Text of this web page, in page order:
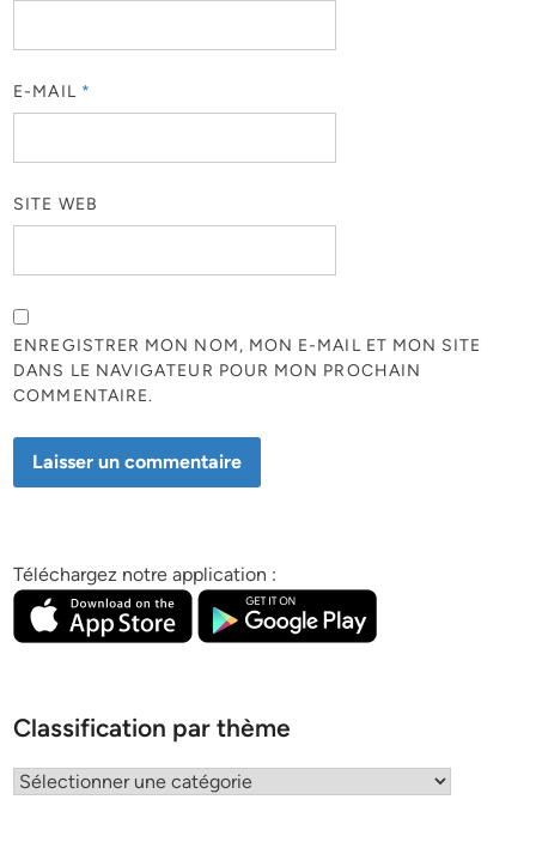
E-MAIL *
SITE WEB
ENREGISTRER MON NOM, MON E-MAIL ET MON SITE
DANS LE NAVIGATEUR POUR MON PROCHAIN
COMMENTAIRE.
Téléchargez notre application :
Classification par thème
Classification